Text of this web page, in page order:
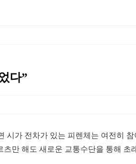
다”
시가 전차가 있는 피렌체는 여전히
만 해도 새로운 교통수단을 통해